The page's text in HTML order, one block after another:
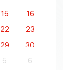
15
16
22
23
29
30
5 6